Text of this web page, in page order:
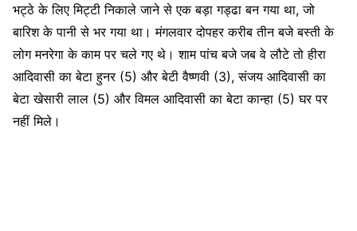
भट्ठे के लिए मिट्टी निकाले जाने से एक बड़ा गड्ढा बन गया था, जो
बारिश के पानी से भर गया था। मंगलवार दोपहर करीब तीन बजे बस्ती के
लोग मनरेगा के काम पर चले गए थे। शाम पांच बजे जब वे लौटे तो हीरा
आदिवासी का बेटा हुनर (5) और बेटी वैष्णवी (3), संजय आदिवासी का
बेटा खेसारी लाल (5) और विमल आदिवासी का बेटा कान्हा (5) घर पर
नहीं मिले।